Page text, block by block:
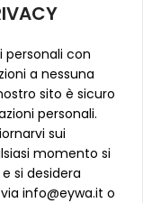
personali con
a nessuna
sito è sicuro
personali.
sui
momento si
si desidera
info@eywa.it o